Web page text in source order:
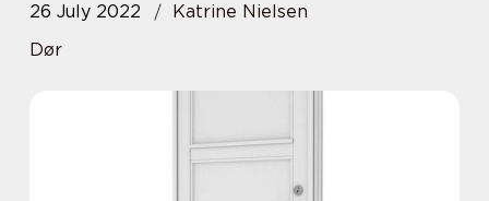
26 July 2022
Katrine Nielsen
Dør